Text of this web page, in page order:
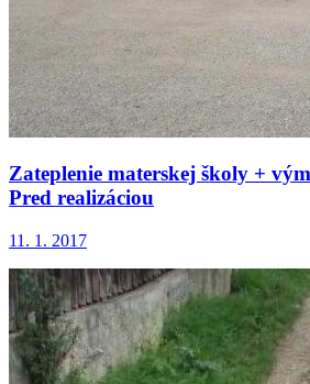
Zateplenie materskej školy +
Pred realizáciou
11. 1. 2017